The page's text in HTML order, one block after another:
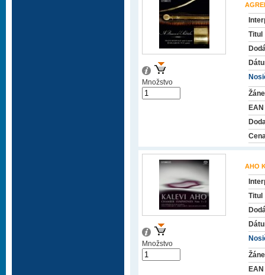
Titul
EAN
Množstvo
AHO
Titul
EAN
Množstvo